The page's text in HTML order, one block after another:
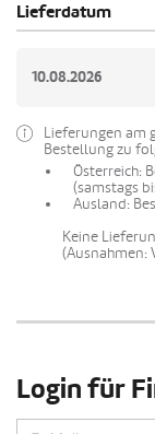
Lieferdatum
Lieferungen am
Bestellung zu
Österreich:
(samstags
Ausland:
Keine
Login für